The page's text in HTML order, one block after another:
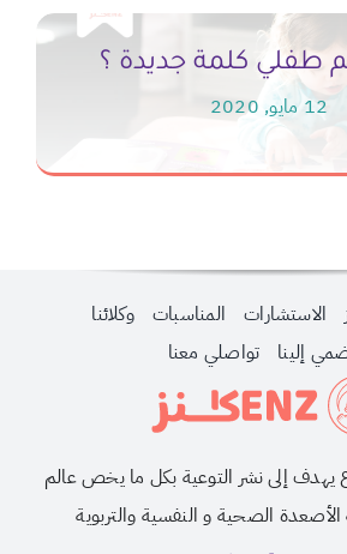
طفلي كلمة جديدة ؟
12 مايو, 2020
الاستشارات المناسبات
وكلائنا
إلينا
تواصلي معنا
يهدف إلى نشر التوعية بكل ما يخص عالم
الصحية و النفسية والتربوية